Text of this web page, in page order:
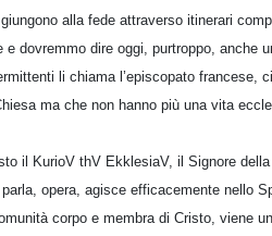
alla fede attraverso itinerari
dire oggi, purtroppo, anche
li chiama l’episcopato francese,
ma che non hanno più una vita
il KurioV thV EkklesiaV, il Signore
opera, agisce efficacemente nello
corpo e membra di Cristo, viene